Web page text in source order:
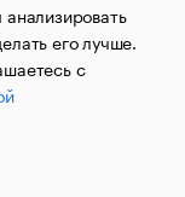
Сообщения
надзору в сфере
номером ИА
Отдельные
его лучше.
с